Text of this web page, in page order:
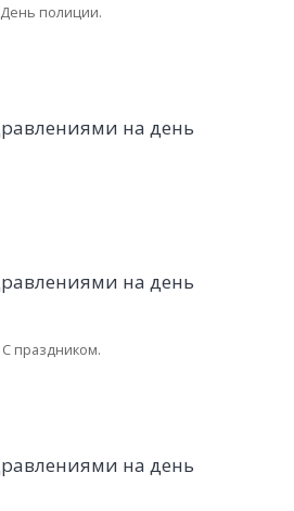
День полиции.
С праздником.